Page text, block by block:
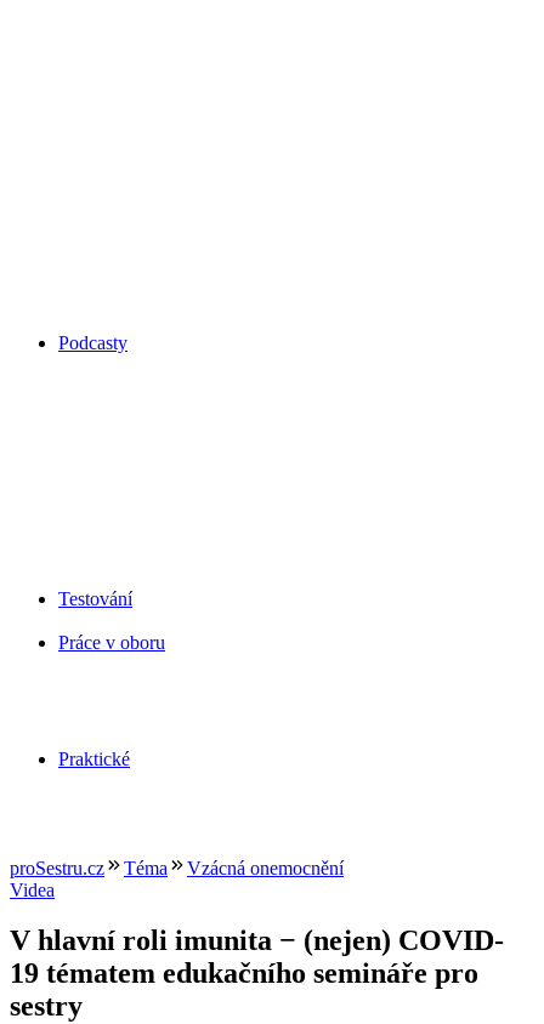
Podcasty
Testování
Práce v oboru
Praktické
proSestru.cz Téma
Vzácná onemocnění
Videa
V hlavní roli imunita −⁠ (nejen) COVID-
19 tématem edukačního semináře pro
sestry